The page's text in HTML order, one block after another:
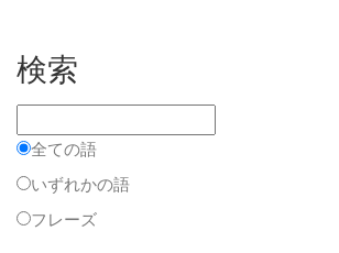
検索
全ての語
いずれかの語
フレーズ